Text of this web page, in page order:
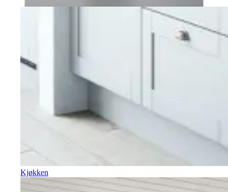
Kjøkken